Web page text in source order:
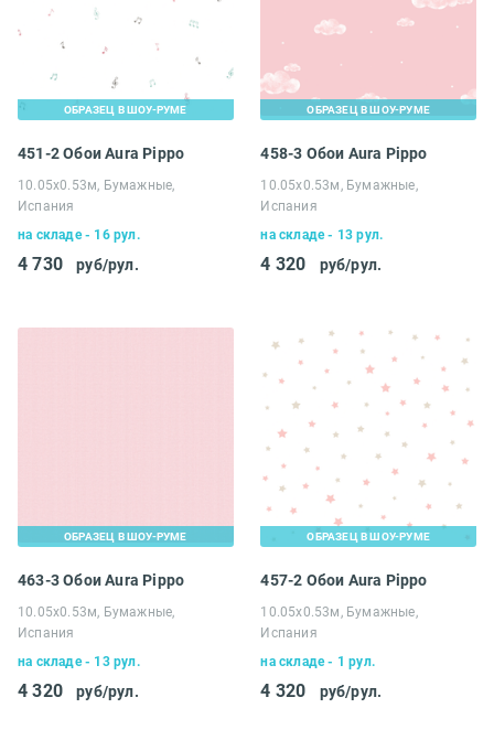
ОБРАЗЕЦ В ШОУ-РУМЕ
451-2 Обои Aura Pippo
10.05х0.53м, Бумажные,
Испания
на складе - 16 рул.
4 730 руб/рул.
ОБРАЗЕЦ В ШОУ-РУМЕ
458-3 Обои Aura Pippo
10.05х0.53м, Бумажные,
Испания
на складе - 13 рул.
4 320 руб/рул.
ОБРАЗЕЦ В ШОУ-РУМЕ
463-3 Обои Aura Pippo
10.05х0.53м, Бумажные,
Испания
на складе - 13 рул.
4 320 руб/рул.
ОБРАЗЕЦ В ШОУ-РУМЕ
457-2 Обои Aura Pippo
10.05х0.53м, Бумажные,
Испания
на складе - 1 рул.
4 320 руб/рул.